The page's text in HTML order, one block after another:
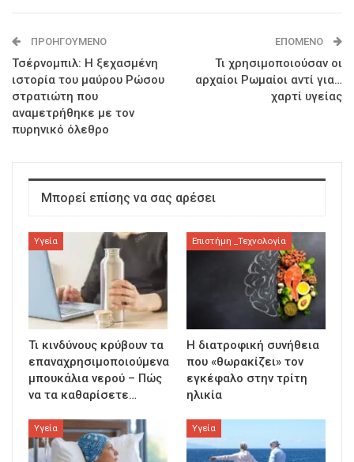
ΠΡΟΗΓΟΎΜΕΝΟ
Τσέρνομπιλ: Η ξεχασμένη
ιστορία του μαύρου Ρώσου
στρατιώτη που
αναμετρήθηκε με τον
πυρηνικό όλεθρο
ΕΠΌΜΕΝΟ
Τι χρησιμοποιούσαν οι
αρχαίοι Ρωμαίοι αντί για…
χαρτί υγείας
Μπορεί επίσης να σας αρέσει
Υγεία
Τι κινδύνους κρύβουν τα
επαναχρησιμοποιούμενα
μπουκάλια νερού – Πώς
να τα καθαρίσετε…
Επιστήμη _Τεχνολογία
Η διατροφική συνήθεια
που «θωρακίζει» τον
εγκέφαλο στην τρίτη
ηλικία
Υγεία Υγεία